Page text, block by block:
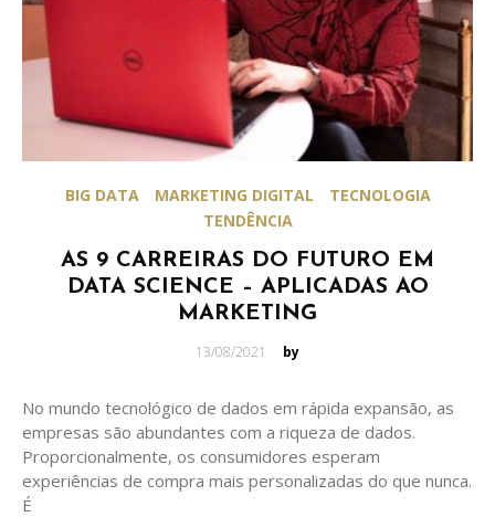
BIG DATA MARKETING DIGITAL
TECNOLOGIA
TENDÊNCIA
AS 9 CARREIRAS DO FUTURO EM
DATA SCIENCE – APLICADAS AO
MARKETING
Posted
13/08/2021 by
No mundo tecnológico de dados em rápida expansão, as
empresas são abundantes com a riqueza de dados.
Proporcionalmente, os consumidores esperam
experiências de compra mais personalizadas do que nunca.
É